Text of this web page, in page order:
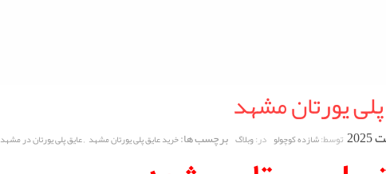
یورتان مشهد
توسط:شازده کوچولو در:وبلاگ برچسب ها:خرید عایق پلی یورتان مشهد ,عایق پلی یورتان در مشهد